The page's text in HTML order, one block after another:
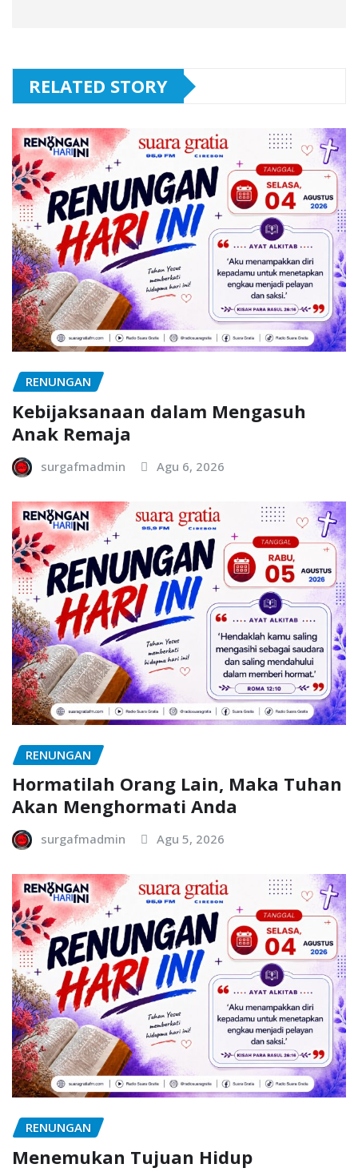
RELATED STORY
RENUNGAN
Kebijaksanaan dalam Mengasuh
Anak Remaja
surgafmadmin Agu 6, 2026
RENUNGAN
Hormatilah Orang Lain, Maka Tuhan
Akan Menghormati Anda
surgafmadmin Agu 5, 2026
RENUNGAN
Menemukan Tujuan Hidup